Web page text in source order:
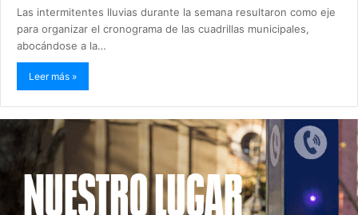
Las intermitentes lluvias durante la semana resultaron como eje
para organizar el cronograma de las cuadrillas municipales,
abocándose a la…
Leer más »